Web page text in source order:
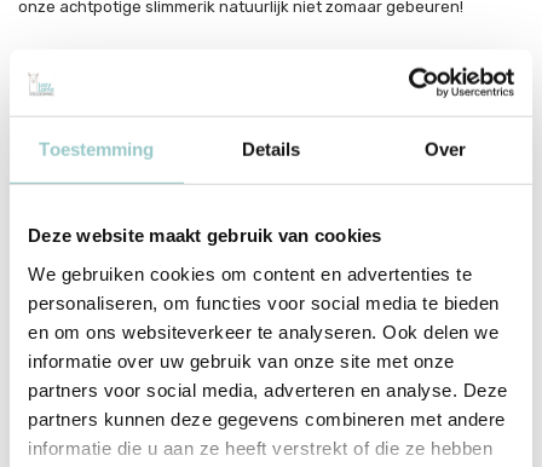
Toestemming Details Over
Deze website maakt gebruik van cookies
We gebruiken cookies om content en advertenties te
personaliseren, om functies voor social media te bieden
en om ons websiteverkeer te analyseren. Ook delen we
informatie over uw gebruik van onze site met onze
partners voor social media, adverteren en analyse. Deze
partners kunnen deze gegevens combineren met andere
informatie die u aan ze heeft verstrekt of die ze hebben
onze achtpotige slimmerik natuurlijk niet zomaar gebeuren!
Iven Cudogham en zijn Anansi de spin zijn inmiddels niet meer weg
te denken: van tv tot theater en bioscoop tot boekenplank, de
kom je overal tegen. De prentenboeken zijn gebaseerd op de
klassieke verhalen uit West-Afrika, Suriname en de Cara�ben, die
nemen Iven Cudogham en Moldybyrd Studio de geliefde fabels over
de spin Anansi als uitgangspunt en maken er een modern, kleurrijk
feestje van.
Auteur: Iven Cudogham
Illustrator: Moldybyrd Studio
Serie: Anansi de Spin
Uitgever: Gottmer